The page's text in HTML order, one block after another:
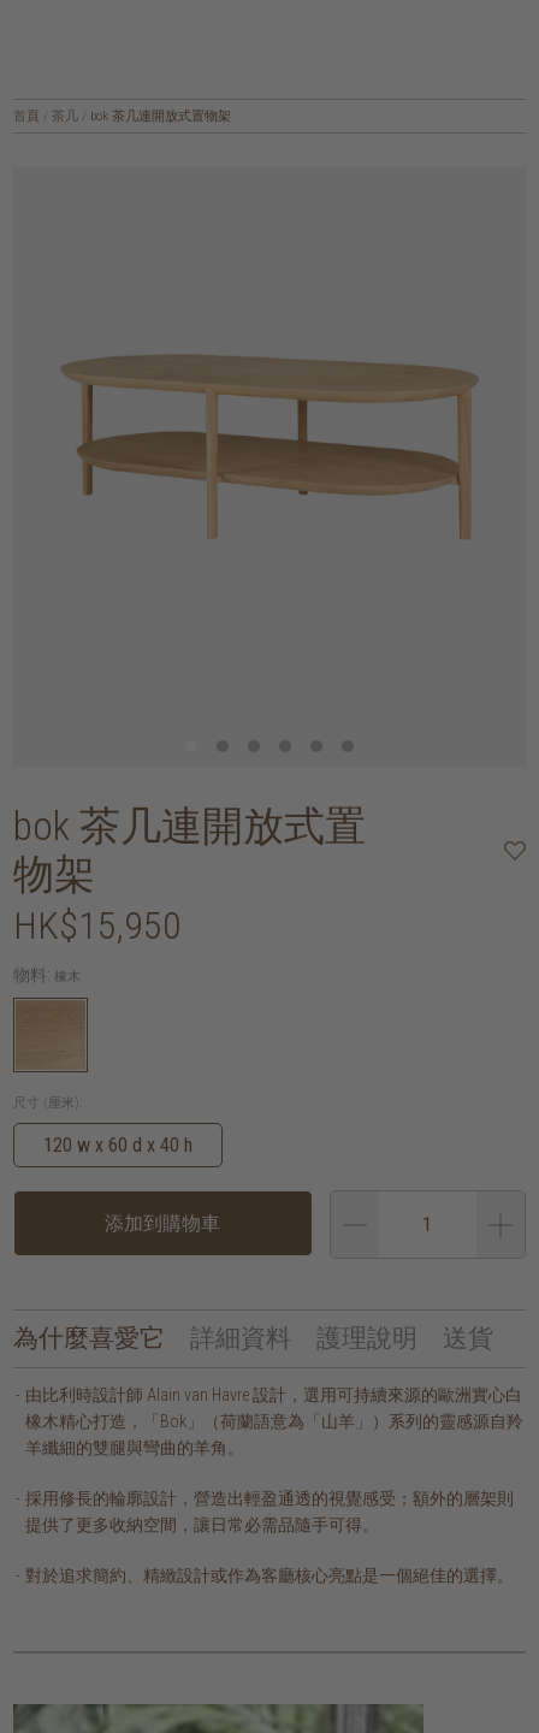
首頁 / 茶几 / bok 茶几連開放式置物架
bok 茶几連開放式置
物架
HK$15,950
物料: 橡木
尺寸 (厘米):
120 w x 60 d x 40 h
添加到購物車
為什麼喜愛它 詳細資料 護理說明 送貨
由比利時設計師 Alain van Havre 設計，選用可持續來源的歐洲實心白
橡木精心打造，「Bok」（荷蘭語意為「山羊」）系列的靈感源自羚
羊纖細的雙腿與彎曲的羊角。
採用修長的輪廓設計，營造出輕盈通透的視覺感受；額外的層架則
提供了更多收納空間，讓日常必需品隨手可得。
對於追求簡約、精緻設計或作為客廳核心亮點是一個絕佳的選擇。